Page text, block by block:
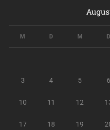
M D M D
3 4 5 6
10 11 12
17 18 19